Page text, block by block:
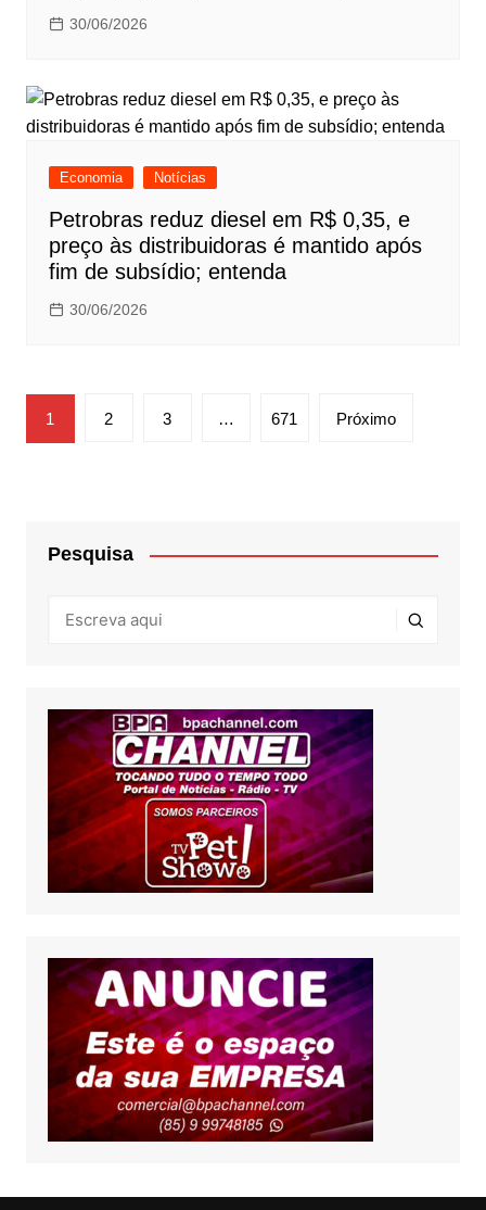
30/06/2026
Economia Notícias
Petrobras reduz diesel em R$ 0,35, e
preço às distribuidoras é mantido após
fim de subsídio; entenda
30/06/2026
Navegação
por
1 2 3 … 671 Próximo
Pesquisa